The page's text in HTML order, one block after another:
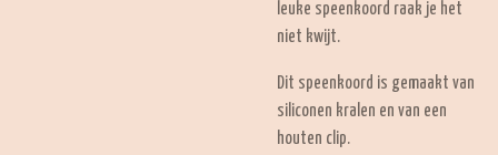
leuke speenkoord raak je het
niet kwijt.
Dit speenkoord is gemaakt van
siliconen kralen en van een
houten clip.